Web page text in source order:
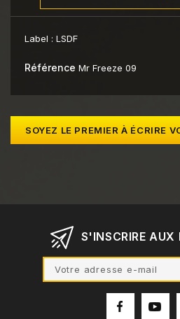
Label : LSDF
Référence Mr Freeze 09
SOYEZ LE PREMIER À ÉCRIRE
S'INSCRIRE AUX